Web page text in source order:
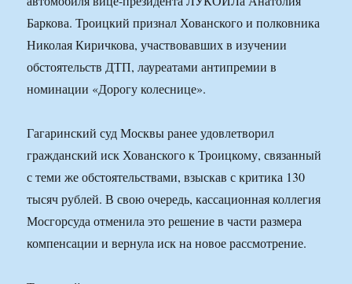
Баркова. Троицкий признал Хованского и полковника
Николая Киричкова, участвовавших в изучении
обстоятельств ДТП, лауреатами антипремии в
номинации «Дорогу колеснице».
Гагаринский суд Москвы ранее удовлетворил
гражданский иск Хованского к Троицкому, связанный
с теми же обстоятельствами, взыскав с критика 130
тысяч рублей. В свою очередь, кассационная коллегия
Мосгорсуда отменила это решение в части размера
компенсации и вернула иск на новое рассмотрение.